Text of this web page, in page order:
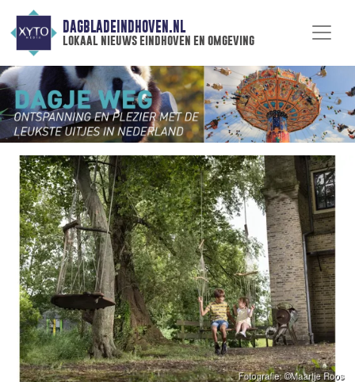
DAGBLADEINDHOVEN.NL
lokaal nieuws eindhoven en omgeving